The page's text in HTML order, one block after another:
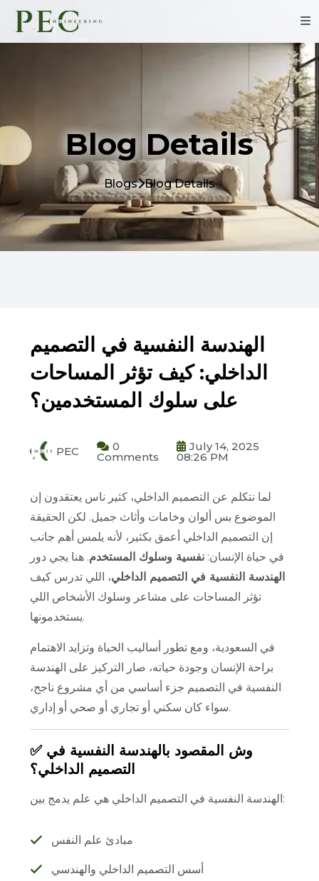
Blog Details
Blogs Blog Details
الهندسة النفسية في التصميم
الداخلي: كيف تؤثر المساحات
على سلوك المستخدمين؟
PEC 0
Comments
July 14, 2025
08:26 PM
لما نتكلم عن التصميم الداخلي، كثير ناس يعتقدون إن
الموضوع بس ألوان وخامات وأثاث جميل. لكن الحقيقة
إن التصميم الداخلي أعمق بكثير، لأنه يلمس أهم جانب
في حياة الإنسان: نفسية وسلوك المستخدم. هنا يجي دور
الهندسة النفسية في التصميم الداخلي، اللي تدرس كيف
تؤثر المساحات على مشاعر وسلوك الأشخاص اللي
يستخدمونها.
في السعودية، ومع تطور أساليب الحياة وتزايد الاهتمام
براحة الإنسان وجودة حياته، صار التركيز على الهندسة
النفسية في التصميم جزء أساسي من أي مشروع ناجح،
سواء كان سكني أو تجاري أو صحي أو إداري.
✅ وش المقصود بالهندسة النفسية في
التصميم الداخلي؟
الهندسة النفسية في التصميم الداخلي هي علم يدمج بين:
مبادئ علم النفس
أسس التصميم الداخلي والهندسي